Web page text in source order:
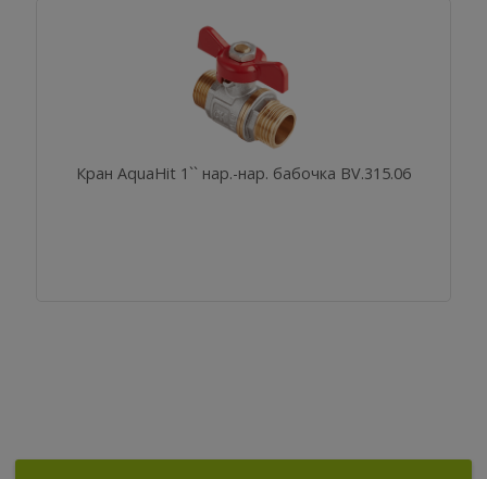
Кран AquaHit 1`` нар.-нар. бабочка BV.315.06